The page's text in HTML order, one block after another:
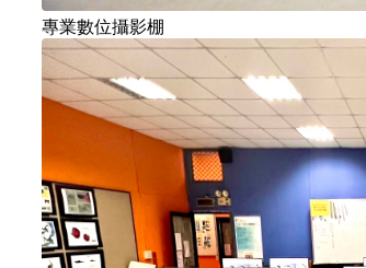
專業數位攝影棚